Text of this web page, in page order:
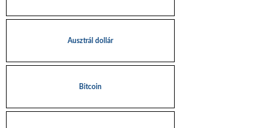
Ausztrál dollár
Bitcoin